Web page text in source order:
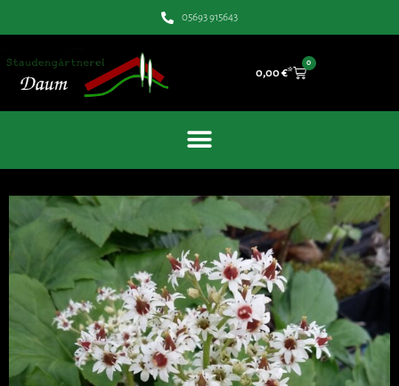
05693 915643
0,00€
0